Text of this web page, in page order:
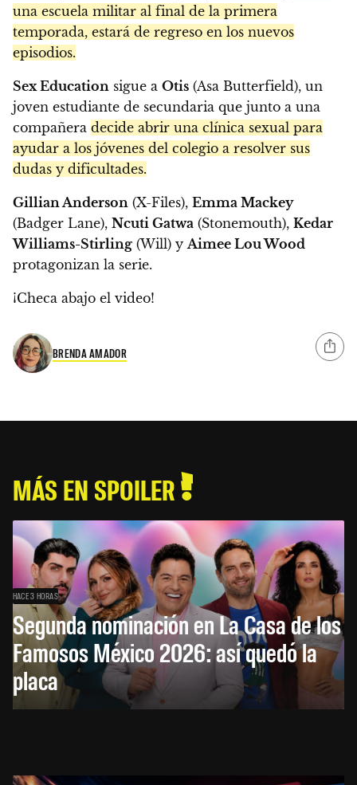
una escuela militar al final de la primera
temporada, estará de regreso en los nuevos
episodios.
Sex Education sigue a Otis (Asa Butterfield), un
joven estudiante de secundaria que junto a una
compañera decide abrir una clínica sexual para
ayudar a los jóvenes del colegio a resolver sus
dudas y dificultades.
Gillian Anderson (X-Files), Emma Mackey
(Badger Lane), Ncuti Gatwa (Stonemouth), Kedar
Williams-Stirling (Will) yAimee Lou Wood
protagonizan la serie.
¡Checa abajo el video!
BRENDA AMADOR
MÁS EN SPOILER
HACE 3 HORAS
Segunda nominación en La Casa de los
Famosos México 2026: así quedó la
placa